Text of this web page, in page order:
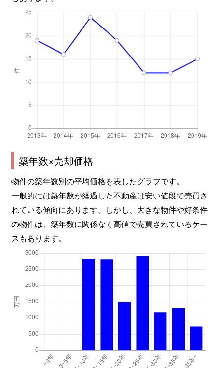
築年数×売却価格
物件の築年数別の平均価格を表したグラフです。
一般的には築年数が経過した不動産は安い値段で売買さ
れている傾向にあります。しかし、大きな物件や好条件
の物件は、築年数に関係なく高値で売買されているケー
スもあります。